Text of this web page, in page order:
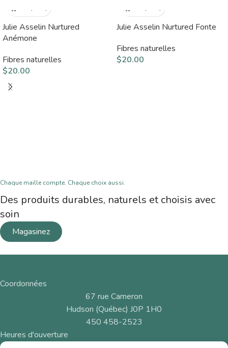
Julie Asselin Nurtured
Anémone
Fibres naturelles
$20.00
Julie Asselin Nurtured Fonte
Fibres naturelles
$20.00
Chaque maille compte. Chaque choix aussi.
Des produits durables, naturels et choisis avec
soin
Magasinez
Coordonnées
67 rue Cameron
Hudson (Québec) J0P 1H0
450 458-2523
Heures d'ouverture